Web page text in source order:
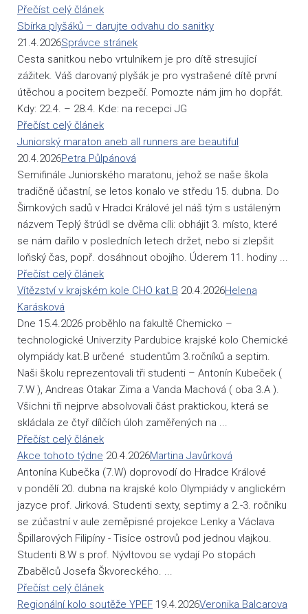
Přečíst celý článek
Sbírka plyšáků – darujte odvahu do sanitky
21.4.2026Správce stránek
Cesta sanitkou nebo vrtulníkem je pro dítě stresující
zážitek. Váš darovaný plyšák je pro vystrašené dítě první
útěchou a pocitem bezpečí. Pomozte nám jim ho dopřát.
Kdy: 22.4. – 28.4. Kde: na recepci JG
Přečíst celý článek
Juniorský maraton aneb all runners are beautiful
20.4.2026Petra Půlpánová
Semifinále Juniorského maratonu, jehož se naše škola
tradičně účastní, se letos konalo ve středu 15. dubna. Do
Šimkových sadů v Hradci Králové jel náš tým s ustáleným
názvem Teplý štrúdl se dvěma cíli: obhájit 3. místo, které
se nám dařilo v posledních letech držet, nebo si zlepšit
loňský čas, popř. dosáhnout obojího. Úderem 11. hodiny ...
Přečíst celý článek
Vítězství v krajském kole CHO kat.B 20.4.2026Helena
Karásková
Dne 15.4.2026 proběhlo na fakultě Chemicko –
technologické Univerzity Pardubice krajské kolo Chemické
olympiády kat.B určené studentům 3.ročníků a septim.
Naši školu reprezentovali tři studenti – Antonín Kubeček (
7.W ), Andreas Otakar Zima a Vanda Machová ( oba 3.A ).
Všichni tři nejprve absolvovali část praktickou, která se
skládala ze čtyř dílčích úloh zaměřených na ...
Přečíst celý článek
Akce tohoto týdne 20.4.2026Martina Javůrková
Antonína Kubečka (7.W) doprovodí do Hradce Králové
v pondělí 20. dubna na krajské kolo Olympiády v anglickém
jazyce prof. Jirková. Studenti sexty, septimy a 2.-3. ročníku
se zúčastní v aule zeměpisné projekce Lenky a Václava
Špillarových Filipíny - Tisíce ostrovů pod jednou vlajkou.
Studenti 8.W s prof. Nývltovou se vydají Po stopách
Zbabělců Josefa Škvoreckého. ...
Přečíst celý článek
Regionální kolo soutěže YPEF 19.4.2026Veronika Balcarova